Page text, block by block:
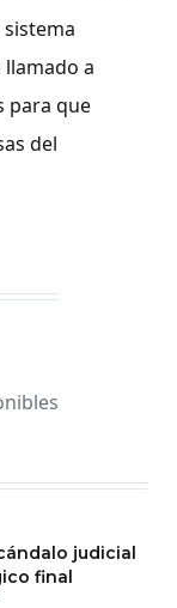
a
para que
del
judicial
final